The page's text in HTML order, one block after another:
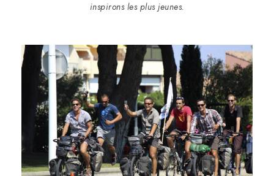
inspirons les plus jeunes.